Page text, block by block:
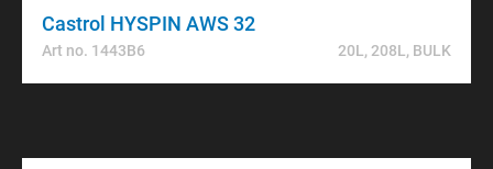
Castrol HYSPIN AWS 32
Art no. 1443B6 20L, 208L, BULK